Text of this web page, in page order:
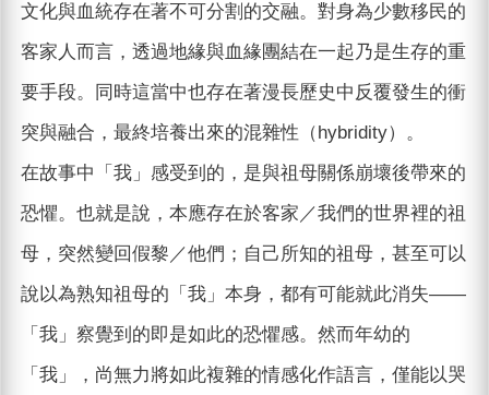
文化與血統存在著不可分割的交融。對身為少數移民的
客家人而言，透過地緣與血緣團結在一起乃是生存的重
要手段。同時這當中也存在著漫長歷史中反覆發生的衝
突與融合，最終培養出來的混雜性（hybridity）。
在故事中「我」感受到的，是與祖母關係崩壞後帶來的
恐懼。也就是說，本應存在於客家／我們的世界裡的祖
母，突然變回假黎／他們；自己所知的祖母，甚至可以
說以為熟知祖母的「我」本身，都有可能就此消失——
「我」察覺到的即是如此的恐懼感。然而年幼的
「我」，尚無力將如此複雜的情感化作語言，僅能以哭